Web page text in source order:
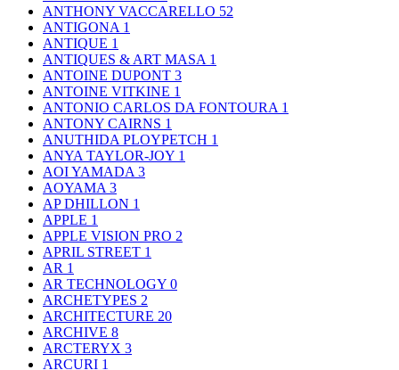
ANTHONY VACCARELLO 52
ANTIGONA 1
ANTIQUE 1
ANTIQUES & ART MASA 1
ANTOINE DUPONT 3
ANTOINE VITKINE 1
ANTONIO CARLOS DA FONTOURA 1
ANTONY CAIRNS 1
ANUTHIDA PLOYPETCH 1
ANYA TAYLOR-JOY 1
AOI YAMADA3
AOYAMA3
AP DHILLON 1
APPLE 1
APPLE VISION PRO 2
APRIL STREET 1
AR 1
AR TECHNOLOGY 0
ARCHETYPES 2
ARCHITECTURE 20
ARCHIVE 8
ARCTERYX 3
ARCURI 1